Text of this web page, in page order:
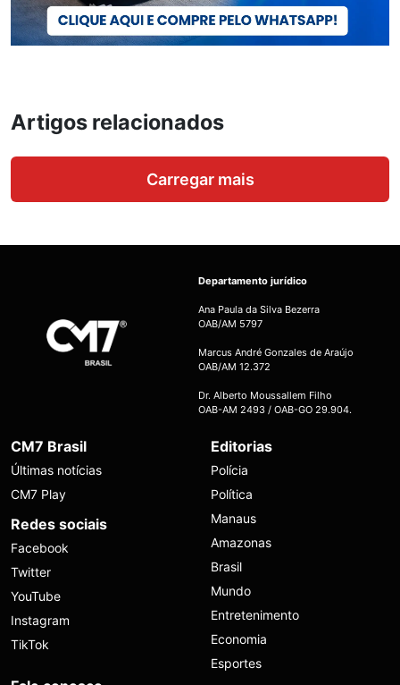
Artigos relacionados
Carregar mais
Departamento jurídico
Ana Paula da Silva Bezerra
OAB/AM 5797
Marcus André Gonzales de Araújo
OAB/AM 12.372
Dr. Alberto Moussallem Filho
OAB-AM 2493 / OAB-GO 29.904.
CM7 Brasil
Últimas notícias
CM7 Play
Redes sociais
Facebook
Twitter
YouTube
Instagram
TikTok
Editorias
Polícia
Política
Manaus
Amazonas
Brasil
Mundo
Entretenimento
Economia
Esportes